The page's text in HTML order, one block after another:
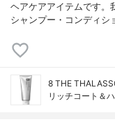
ヘアケアアイテムです。
シャンプー・コンディシ
8 THE
リッチコート＆